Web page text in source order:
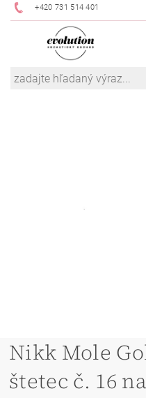
+420 731 514 401
Nikk Mole
štetec č. 16